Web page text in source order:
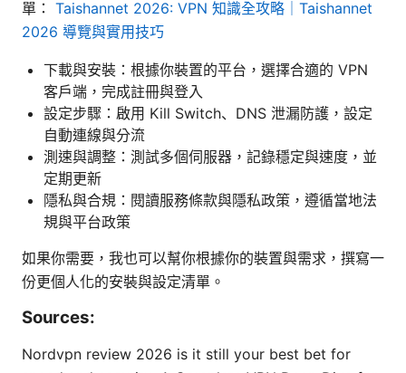
單： Taishannet 2026: VPN 知識全攻略｜Taishannet
2026 導覽與實用技巧
下載與安裝：根據你裝置的平台，選擇合適的 VPN
客戶端，完成註冊與登入
設定步驟：啟用 Kill Switch、DNS 泄漏防護，設定
自動連線與分流
測速與調整：測試多個伺服器，記錄穩定與速度，並
定期更新
隱私與合規：閱讀服務條款與隱私政策，遵循當地法
規與平台政策
如果你需要，我也可以幫你根據你的裝置與需求，撰寫一
份更個人化的安裝與設定清單。
Sources:
Nordvpn review 2026 is it still your best bet for